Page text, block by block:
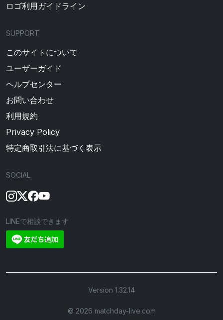
ロゴ利用ガイドライン
SUPPORT
このサイトについて
ユーザーガイド
ヘルプセンター
お問い合わせ
利用規約
Privacy Policy
特定商取引法に基づく表示
SOCIAL
LINEで相談できます
Version 1.32.14
©︎ 2026 matchday-live.com